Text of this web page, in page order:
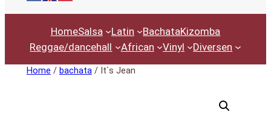
HomeSalsa Latin BachataKizomba
Reggae/dancehall
African Vinyl Diversen
Home / bachata/ It`s Jean